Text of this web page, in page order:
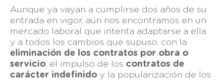
Aunque ya vayan a cumplirse dos años de su
entrada en vigor, aún nos encontramos en un
mercado laboral que intenta adaptarse a ella
y a todos los cambios que supuso, con la
eliminación de los contratos por obra o
servicio, el impulso de los contratos de
carácter indefinido y la popularización de los